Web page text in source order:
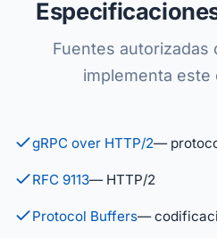
Fuentes autorizadas
implementa este
gRPC over HTTP/2—
RFC 9113— HTTP/2
Protocol Buffers—